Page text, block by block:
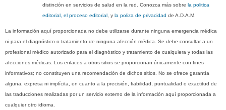
distinción en servicios de salud en la red. Conozca más sobrela politica
editorial, el proceso editorial , yla poliza de privacidad de A.D.A.M.
La información aquí proporcionada no debe utilizarse durante ninguna emergencia médica
ni para el diagnóstico o tratamiento de ninguna afección médica. Se debe consultar a un
profesional médico autorizado para el diagnóstico y tratamiento de cualquiera y todas las
afecciones médicas. Los enlaces a otros sitios se proporcionan únicamente con fines
informativos; no constituyen una recomendación de dichos sitios. No se ofrece garantía
alguna, expresa ni implícita, en cuanto a la precisión, fiabilidad, puntualidad o exactitud de
las traducciones realizadas por un servicio externo de la información aquí proporcionada a
cualquier otro idioma.